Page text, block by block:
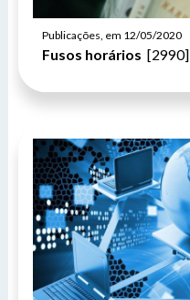
Publicações, em 12/05/2020
Fusos horários [2990]